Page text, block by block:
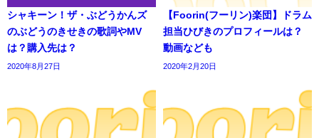
シャキーン！ザ・ぶどうかんズ
のぶどうのきせきの歌詞やMV
は？購入先は？
2020年8月27日
【Foorin(フーリン)楽団】ドラム
担当ひびきのプロフィールは？
動画なども
2020年2月20日